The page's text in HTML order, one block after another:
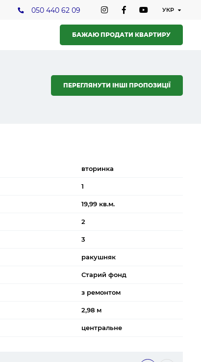
050 440 62 09
БАЖАЮ ПРОДАТИ КВАРТИРУ
ПЕРЕГЛЯНУТИ ІНШІ ПРОПОЗИЦІЇ
вторинка
1
19,99 кв.м.
2
3
ракушняк
Старий фонд
з ремонтом
2,98 м
центральне